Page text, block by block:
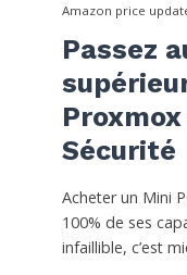
Amazon price
Passez
Sécurité
Acheter un Mini
100% de ses
infaillible, c’est